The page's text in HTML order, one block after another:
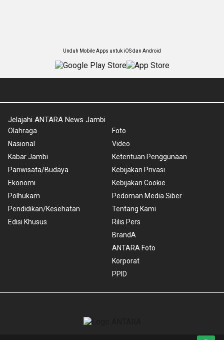
Unduh Mobile Apps untuk iOS dan Android
Jelajahi ANTARA News Jambi
Olahraga
Nasional
Kabar Jambi
Pariwisata/Budaya
Ekonomi
Polhukam
Pendidikan/Kesehatan
Edisi Khusus
Foto
Video
Ketentuan Penggunaan
Kebijakan Privasi
Kebijakan Cookie
Pedoman Media Siber
Tentang Kami
Rilis Pers
BrandA
ANTARA Foto
Korporat
PPID